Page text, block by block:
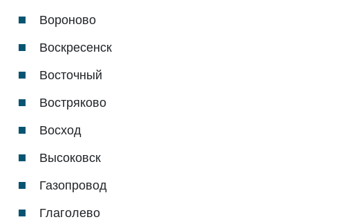
Вороново
Воскресенск
Восточный
Востряково
Восход
Высоковск
Газопровод
Глаголево